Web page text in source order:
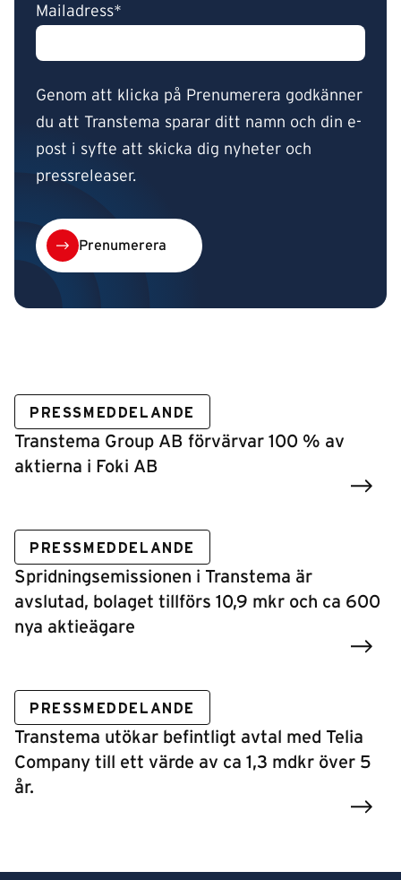
Mailadress*
Genom att klicka på Prenumerera godkänner
du att Transtema sparar ditt namn och din e-
post i syfte att skicka dig nyheter och
pressreleaser.
Prenumerera
PRESSMEDDELANDE
Transtema Group AB förvärvar 100 % av
aktierna i Foki AB
PRESSMEDDELANDE
Spridningsemissionen i Transtema är
avslutad, bolaget tillförs 10,9 mkr och ca 600
nya aktieägare
PRESSMEDDELANDE
Transtema utökar befintligt avtal med Telia
Company till ett värde av ca 1,3 mdkr över 5
år.